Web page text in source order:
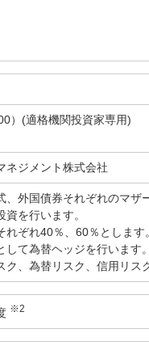
）(適格機関投資家専用)
ネジメント株式会社
、外国債券それぞれのマ
を行います。
ぞれ40％、60％とします。
て為替ヘッジを行います。
、為替リスク、信用リス
※2